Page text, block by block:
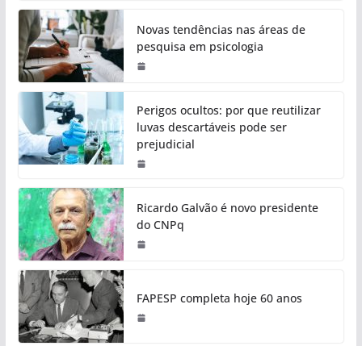
Novas tendências nas áreas de
pesquisa em psicologia
Perigos ocultos: por que reutilizar
luvas descartáveis pode ser
prejudicial
Ricardo Galvão é novo presidente
do CNPq
FAPESP completa hoje 60 anos